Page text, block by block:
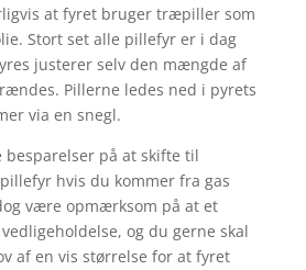
at fyret bruger træpiller som
Stort set alle pillefyr er i dag
justerer selv den mængde af
Pillerne ledes ned i pyrets
via en snegl.
besparelser på at skifte til
hvis du kommer fra gas
være opmærksom på at et
og du gerne skal
af en vis størrelse for at fyret